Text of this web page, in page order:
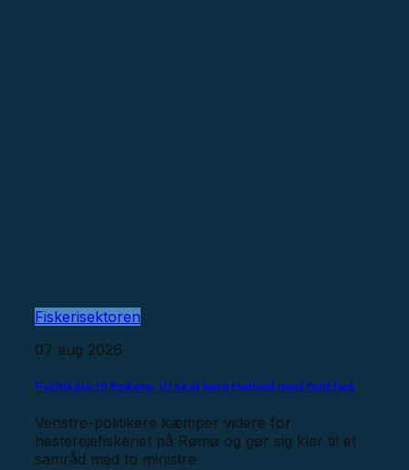
Fiskerisektoren
07 aug 2026
Politikere til fiskere: Vi skal bare fremad med fuld fart
Venstre-politikere kæmper videre for
hesterejefiskeriet på Rømø og gør sig klar til et
samråd med to ministre